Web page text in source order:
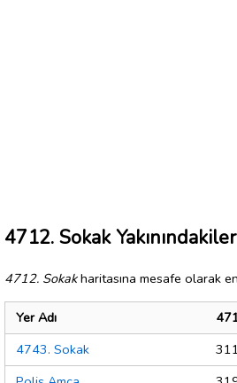
4712. Sokak Yakınındakiler
4712. Sokakharitasına mesafe olarak
Yer Adı
4743. Sokak